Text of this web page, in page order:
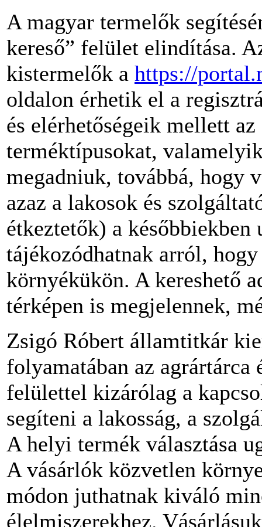
A magyar termelők
kereső” felület elindítása.
kistermelők a https://
oldalon érhetik el a
és elérhetőségeik mellett
terméktípusokat,
megadniuk, továbbá, hogy
azaz a lakosok és
étkeztetők) a későbbiekben
tájékozódhatnak arról,
környékükön. A kereshető
térképen is megjelennek,
Zsigó Róbert államtitkár
folyamatában az agrártárca
felülettel kizárólag a
segíteni a lakosság, a
A helyi termék választása
A vásárlók közvetlen
módon juthatnak kiváló
élelmiszerekhez.